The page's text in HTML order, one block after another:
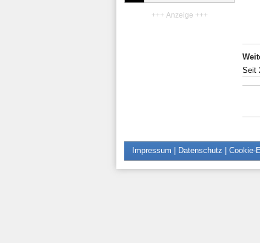
+++ Anzeige +++
Seit
Impressum Datenschutz Cookie-